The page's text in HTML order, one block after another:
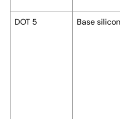
DOT 5 Base